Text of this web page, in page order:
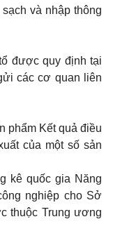
và nhập thông
được quy định tại
các cơ quan liên
phẩm Kết quả điều
của một số sản
kê quốc gia Năng
nghiệp cho Sở
thuộc Trung ương